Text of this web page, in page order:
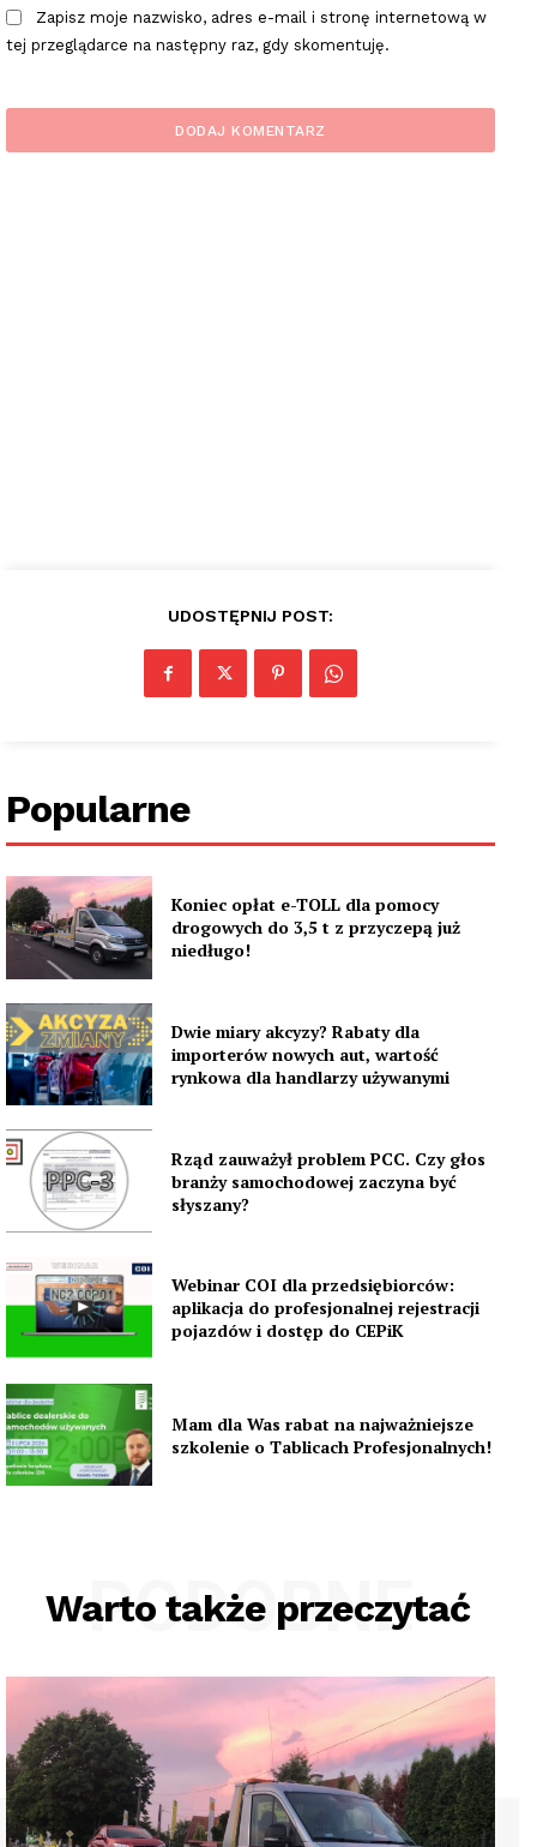
Zapisz moje nazwisko, adres e-mail i stronę internetową w
tej przeglądarce na następny raz, gdy skomentuję.
UDOSTĘPNIJ POST:
Popularne
Koniec opłat e-TOLL dla pomocy
drogowych do 3,5 t z przyczepą już
niedługo!
Dwie miary akcyzy? Rabaty dla
importerów nowych aut, wartość
rynkowa dla handlarzy używanymi
Rząd zauważył problem PCC. Czy głos
branży samochodowej zaczyna być
słyszany?
Webinar COI dla przedsiębiorców:
aplikacja do profesjonalnej rejestracji
pojazdów i dostęp do CEPiK
Mam dla Was rabat na najważniejsze
szkolenie o Tablicach Profesjonalnych!
Warto także przeczytać
PODOBNE